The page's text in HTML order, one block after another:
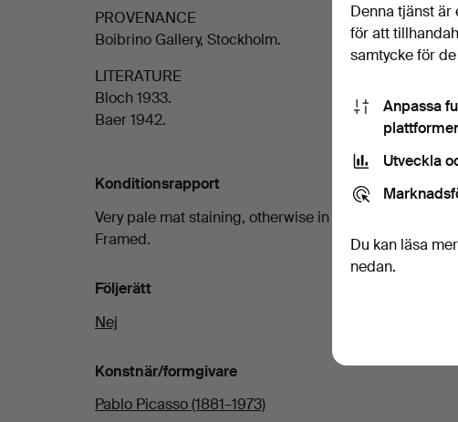
PROVENANCE
Boibrino Gallery, Stockholm.
LITERATURE
Bloch 1933.
Baer 1942.
Konditionsrapport
Very pale mat staining, otherwise in good condition.
Framed.
Följerätt
Nej
Konstnär/formgivare
Pablo Picasso (1881–1973)
Denna tjänst
för att
samtycke för
Anpassa
Utveckla
Du kan läsa
nedan.